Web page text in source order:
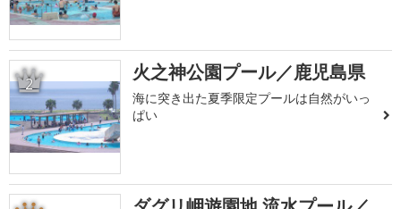
2 火之神公園プール／鹿児島県
海に突き出た夏季限定プールは自然がいっ
ぱい